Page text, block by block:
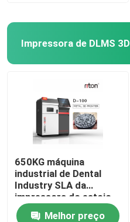
Impressora de DLMS 3D
650KG máquina
industrial de Dental
Industry SLA da
impressora do estojo
compacto DLMS 3D
Melhor preço